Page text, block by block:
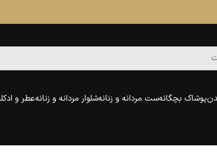
پوشاک بچگانهست مردانه و زنانهشلوار مردانه و زنانهعطر و